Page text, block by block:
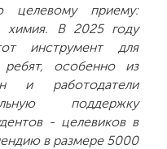
целевому приему:
химия. В 2025 году
инструмент для
ребят, особенно из
и работодатели
поддержку
- целевиков в
в размере 5000